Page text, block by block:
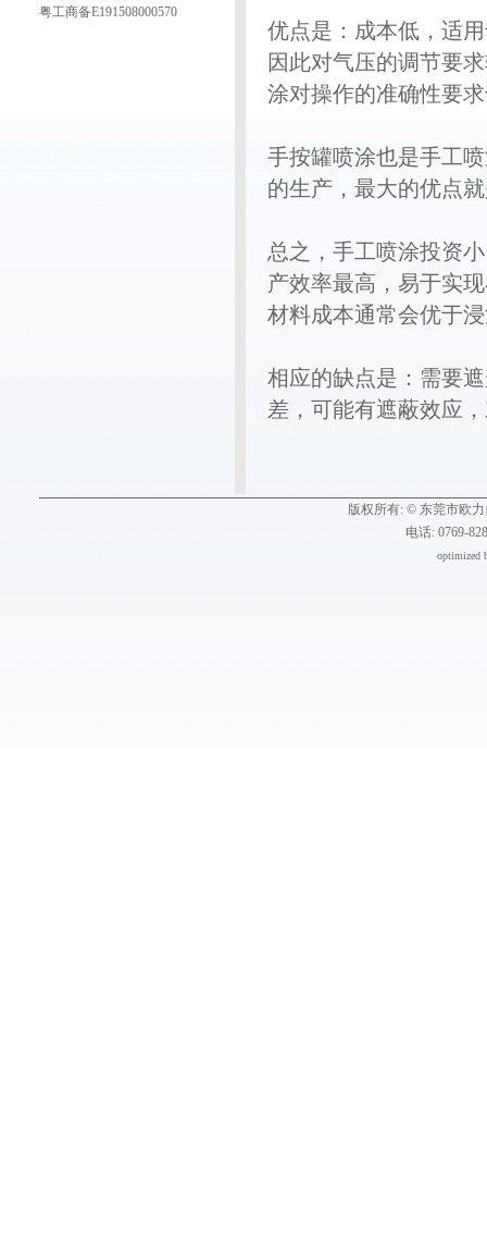
粤工商备E191508000570
优点是：成本低，适
因此对气压的调节要
涂对操作的准确性要
手按罐喷涂也是手工
的生产，最大的优点
总之，手工喷涂投资
产效率最高，易于实
材料成本通常会优于
相应的缺点是：需要
差，可能有遮蔽效应
版权所有: © 东莞市欧
电话: 0769-
optimized